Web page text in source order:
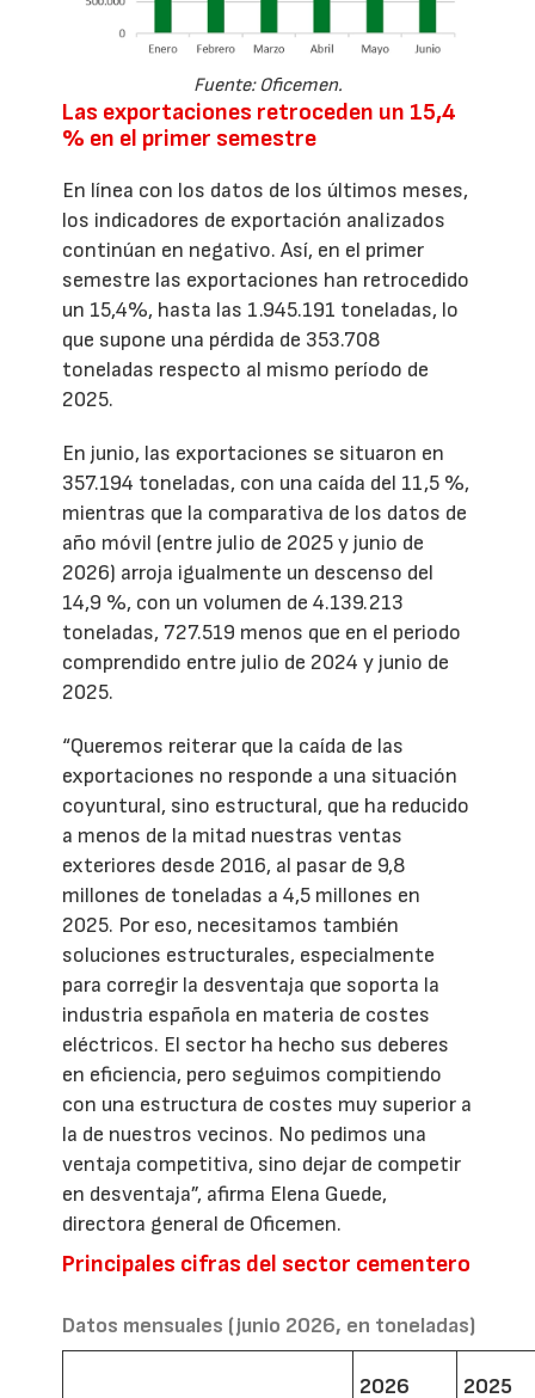
Fuente: Oficemen.
Las exportaciones retroceden un 15,4
% en el primer semestre
En línea con los datos de los últimos meses,
los indicadores de exportación analizados
continúan en negativo. Así, en el primer
semestre las exportaciones han retrocedido
un 15,4%, hasta las 1.945.191 toneladas, lo
que supone una pérdida de 353.708
toneladas respecto al mismo período de
2025.
En junio, las exportaciones se situaron en
357.194 toneladas, con una caída del 11,5 %,
mientras que la comparativa de los datos de
año móvil (entre julio de 2025 y junio de
2026) arroja igualmente un descenso del
14,9 %, con un volumen de 4.139.213
toneladas, 727.519 menos que en el periodo
comprendido entre julio de 2024 y junio de
2025.
“Queremos reiterar que la caída de las
exportaciones no responde a una situación
coyuntural, sino estructural, que ha reducido
a menos de la mitad nuestras ventas
exteriores desde 2016, al pasar de 9,8
millones de toneladas a 4,5 millones en
2025. Por eso, necesitamos también
soluciones estructurales, especialmente
para corregir la desventaja que soporta la
industria española en materia de costes
eléctricos. El sector ha hecho sus deberes
en eficiencia, pero seguimos compitiendo
con una estructura de costes muy superior a
la de nuestros vecinos. No pedimos una
ventaja competitiva, sino dejar de competir
en desventaja”, afirma Elena Guede,
directora general de Oficemen.
Principales cifras del sector cementero
Datos mensuales (junio 2026, en toneladas)
2026 2025